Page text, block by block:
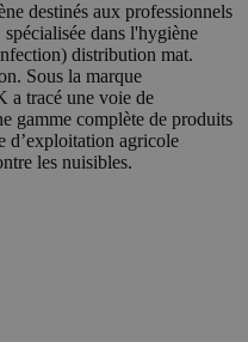
destinés aux professionnels
dans l'hygiène
distribution mat.
Sous la marque
tracé une voie de
gamme complète de produits
d’exploitation agricole
les nuisibles.